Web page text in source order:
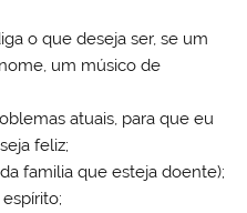
o que deseja ser, se um
um músico de
atuais, para que eu
feliz;
familia que esteja doente);